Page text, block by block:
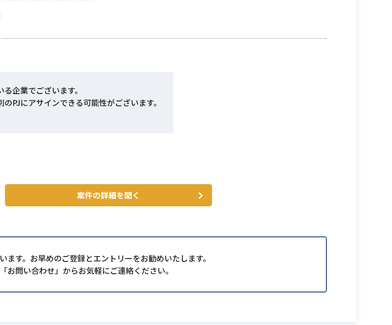
企業でございます。
PJにアサインできる可能性がございます。
案件の詳細を聞く
す。お早めのご登録とエントリーをお勧めいたします。
問い合わせ」からお気軽にご連絡ください。